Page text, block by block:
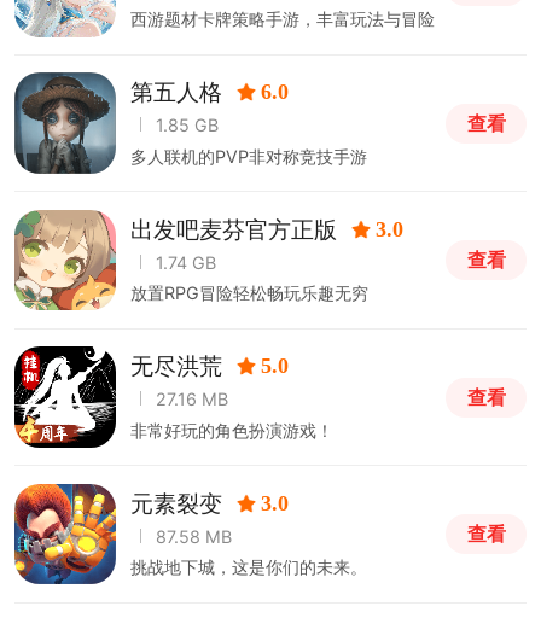
西游题材卡牌策略手游，丰富玩法与冒险
第五人格 6.0
1.85 GB
多人联机的PVP非对称竞技手游
查看
出发吧麦芬官方正版 3.0
1.74 GB
放置RPG冒险轻松畅玩乐趣无穷
查看
无尽洪荒 5.0
27.16 MB
非常好玩的角色扮演游戏！
查看
元素裂变 3.0
87.58 MB
挑战地下城，这是你们的未来。
查看